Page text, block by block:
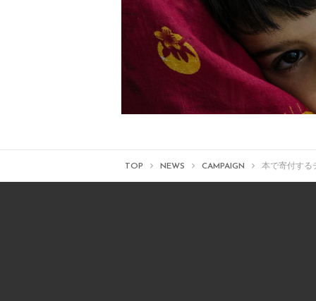
TOP NEWS CAMPAIGN 本で寄付する